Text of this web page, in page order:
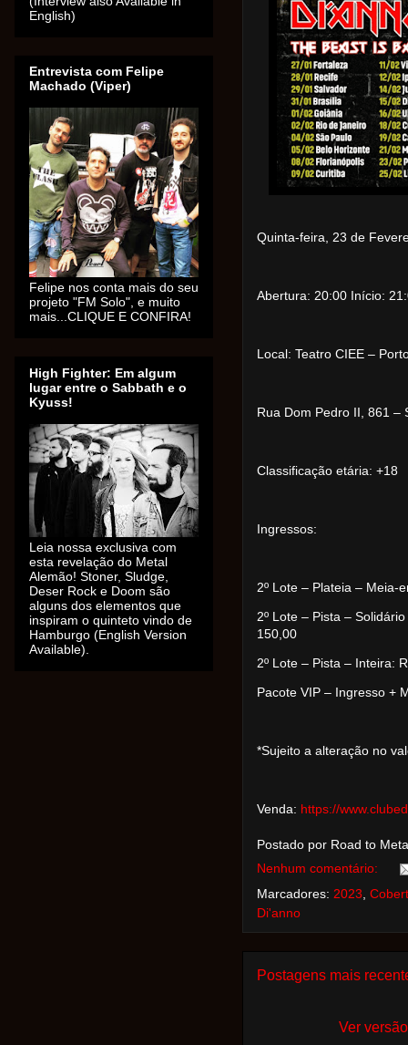
Quinta-feira, 23 de
Abertura: 20:00 Início:
Local: Teatro CIEE –
Rua Dom Pedro II, 861 –
Classificação etária: +18
Ingressos:
2º Lote – Plateia – Meia-
2º Lote – Pista –
150,00
2º Lote – Pista – Inteira:
Pacote VIP – Ingresso +
*Sujeito a alteração no
Venda: https://
Postado por Road to
Nenhum comentário:
Marcadores: 2023
Di'anno
Postagens mais
Ver
English)
Entrevista com Felipe
Machado (Viper)
Felipe nos conta mais do seu
projeto "FM Solo", e muito
mais...CLIQUE E CONFIRA!
High Fighter: Em algum
lugar entre o Sabbath e o
Kyuss!
Leia nossa exclusiva com
esta revelação do Metal
Alemão! Stoner, Sludge,
Deser Rock e Doom são
alguns dos elementos que
inspiram o quinteto vindo de
Hamburgo (English Version
Available).